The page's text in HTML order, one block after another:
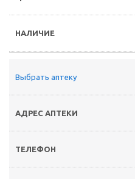
Выбрать аптеку